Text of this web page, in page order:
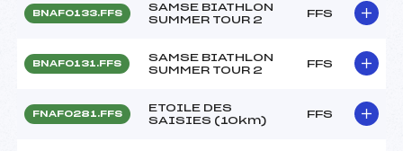
BNAF0133.FFS
SAMSE BIATHLON
SUMMER TOUR 2
FFS
BNAF0131.FFS
SAMSE BIATHLON
SUMMER TOUR 2
FFS
FNAF0281.FFS
ETOILE DES
SAISIES (10km)
FFS